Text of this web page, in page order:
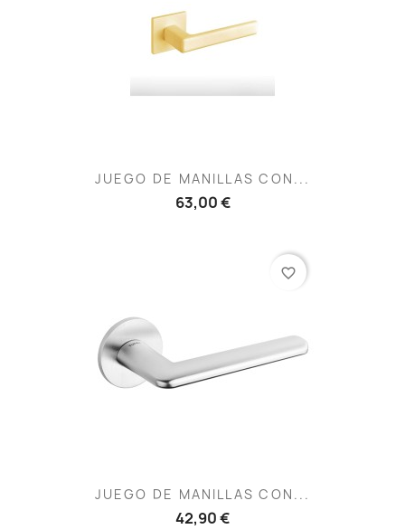
JUEGO DE MANILLAS CON...
63,00 €
JUEGO DE MANILLAS CON...
42,90 €
favorite_border